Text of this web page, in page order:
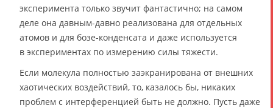
эксперимента только звучит фантастично; на самом
деле она давным-давно реализована для отдельных
атомов и для бозе-конденсата и даже используется
в экспериментах по измерению силы тяжести.
Если молекула полностью заэкранирована от внешних
хаотических воздействий, то, казалось бы, никаких
проблем с интерференцией быть не должно. Пусть даже